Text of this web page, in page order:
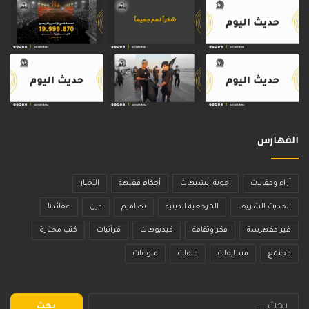
الفهارس
آراء ومقالات أجوبة الشبهات أحكام فقيهة الأخبار
الحديث الشريف المرجعية الدينية تصاميم دين عقائدنا
غير مفهرسة فكر وثقافة فيديوهات قرآنيات كتب مختارة
مجتمع مسابقات ملفات منوعات
البحث